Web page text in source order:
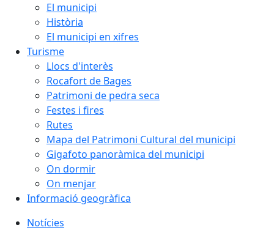
El municipi
Història
El municipi en xifres
Turisme
Llocs d'interès
Rocafort de Bages
Patrimoni de pedra seca
Festes i fires
Rutes
Mapa del Patrimoni Cultural del municipi
Gigafoto panoràmica del municipi
On dormir
On menjar
Informació geogràfica
Notícies